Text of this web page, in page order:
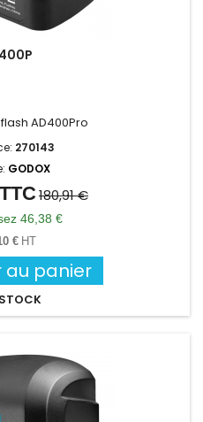
AD400Pro
270143
GODOX
Prix
Prix
de
base
TTC180,91 €
46,38 €
€ HT
au panier